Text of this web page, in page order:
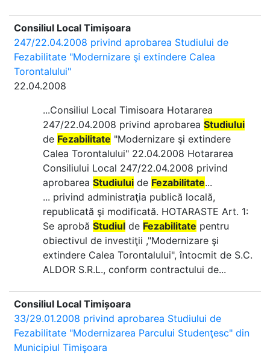
Consiliul Local Timișoara
247/22.04.2008 privind aprobarea Studiului de
Fezabilitate "Modernizare şi extindere Calea
Torontalului"
22.04.2008
...Consiliul Local Timisoara Hotararea
247/22.04.2008 privind aprobarea Studiului
de Fezabilitate "Modernizare şi extindere
Calea Torontalului" 22.04.2008 Hotararea
Consiliului Local 247/22.04.2008 privind
aprobarea Studiului de Fezabilitate...
... privind administraţia publică locală,
republicată şi modificată. HOTARASTE Art. 1:
Se aprobă Studiul de Fezabilitate pentru
obiectivul de investiţii ,"Modernizare şi
extindere Calea Torontalului", întocmit de S.C.
ALDOR S.R.L., conform contractului de...
Consiliul Local Timișoara
33/29.01.2008 privind aprobarea Studiului de
Fezabilitate "Modernizarea Parcului Studenţesc" din
Municipiul Timişoara